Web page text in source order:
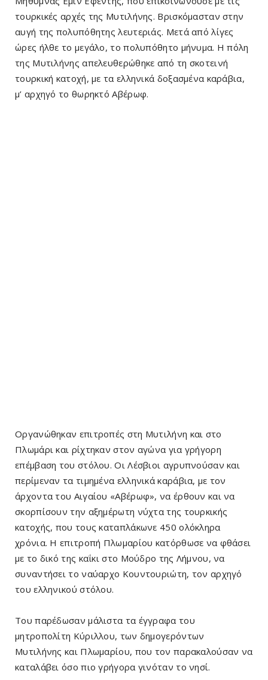
τουρκικές αρχές της Μυτιλήνης. Βρισκόμασταν στην
αυγή της πολυπόθητης λευτεριάς. Μετά από λίγες
ώρες ήλθε το μεγάλο, το πολυπόθητο μήνυμα. Η πόλη
της Μυτιλήνης απελευθερώθηκε από τη σκοτεινή
τουρκική κατοχή, με τα ελληνικά δοξασμένα καράβια,
μ’ αρχηγό το θωρηκτό Αβέρωφ.
Οργανώθηκαν επιτροπές στη Μυτιλήνη και στο
Πλωμάρι και ρίχτηκαν στον αγώνα για γρήγορη
επέμβαση του στόλου. Οι Λέσβιοι αγρυπνούσαν και
περίμεναν τα τιμημένα ελληνικά καράβια, με τον
άρχοντα του Αιγαίου «Αβέρωφ», να έρθουν και να
σκορπίσουν την αξημέρωτη νύχτα της τουρκικής
κατοχής, που τους καταπλάκωνε 450 ολόκληρα
χρόνια. Η επιτροπή Πλωμαρίου κατόρθωσε να φθάσει
με το δικό της καΐκι στο Μούδρο της Λήμνου, να
συναντήσει το ναύαρχο Κουντουριώτη, τον αρχηγό
του ελληνικού στόλου.
Του παρέδωσαν μάλιστα τα έγγραφα του
μητροπολίτη Κύριλλου, των δημογερόντων
Μυτιλήνης και Πλωμαρίου, που τον παρακαλούσαν να
καταλάβει όσο πιο γρήγορα γινόταν το νησί.